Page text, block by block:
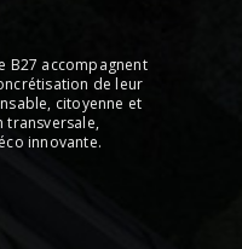
B27 accompagnent
de leur
citoyenne et
transversale,
innovante.